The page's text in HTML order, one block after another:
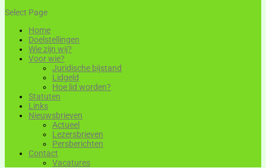
Select Page
Home
Doelstellingen
Wie zijn wij?
Voor wie?
Juridische bijstand
Lidgeld
Hoe lid worden?
Statuten
Links
Nieuwsbrieven
Actueel
Lezersbrieven
Persberichten
Contact
Vacatures